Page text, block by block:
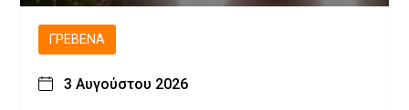
ΓΡΕΒΕΝΆ
3 Αυγούστου 2026